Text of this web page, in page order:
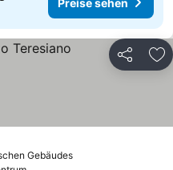
Teilen
Gebäudes